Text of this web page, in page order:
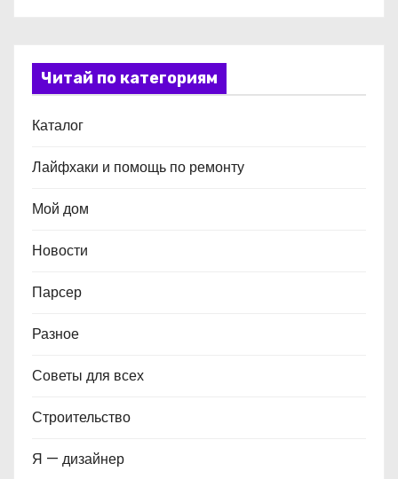
Читай по категориям
Каталог
Лайфхаки и помощь по ремонту
Мой дом
Новости
Парсер
Разное
Советы для всех
Строительство
Я — дизайнер